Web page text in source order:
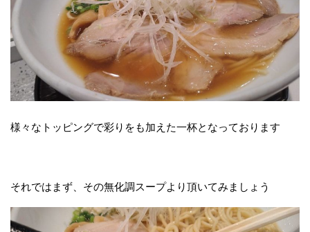
様々なトッピングで彩りをも加えた一杯となっております
それではまず、その無化調スープより頂いてみましょう